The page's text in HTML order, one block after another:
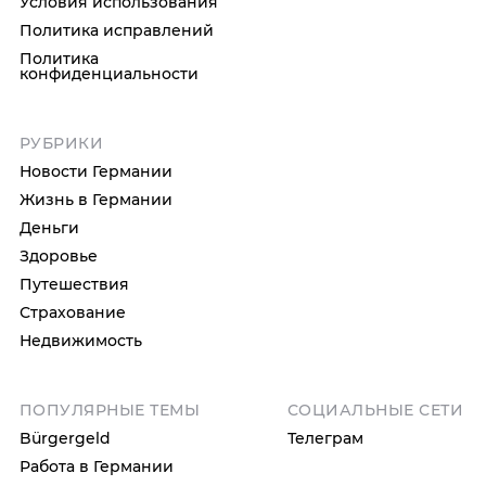
Политика исправлений
Политика
конфиденциальности
РУБРИКИ
Новости Германии
Жизнь в Германии
Деньги
Здоровье
Путешествия
Страхование
Недвижимость
ПОПУЛЯРНЫЕ ТЕМЫ
Bürgergeld
Работа в Германии
СОЦИАЛЬНЫЕ СЕТИ
Телеграм